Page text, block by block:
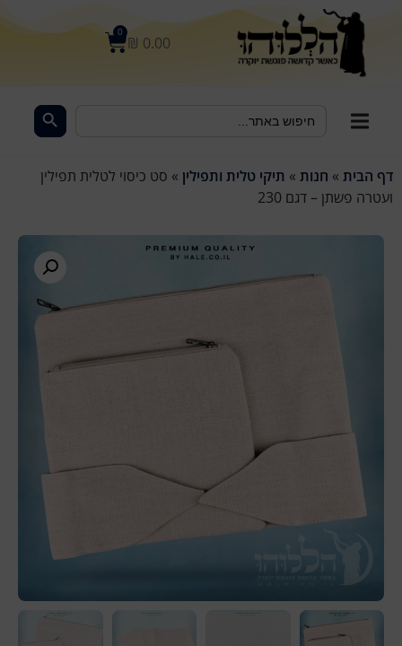
₪ 0.00
0
for:
דף הבית » חנות » תיקי טלית ותפילין » סט כיסוי לטלית תפילין
ועטרה פשתן – דגם 230